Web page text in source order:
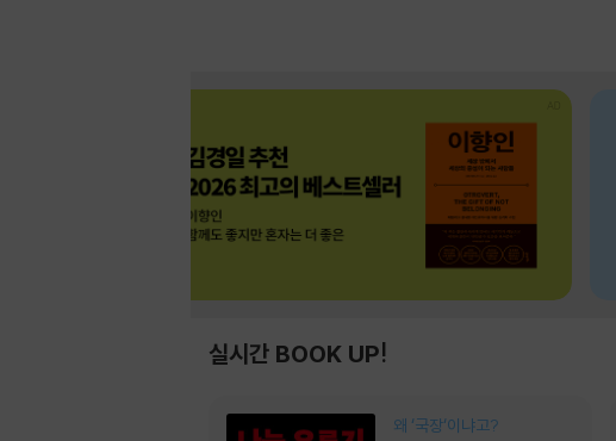
실시간 BOOK UP!
왜 ‘국장‘이냐고?